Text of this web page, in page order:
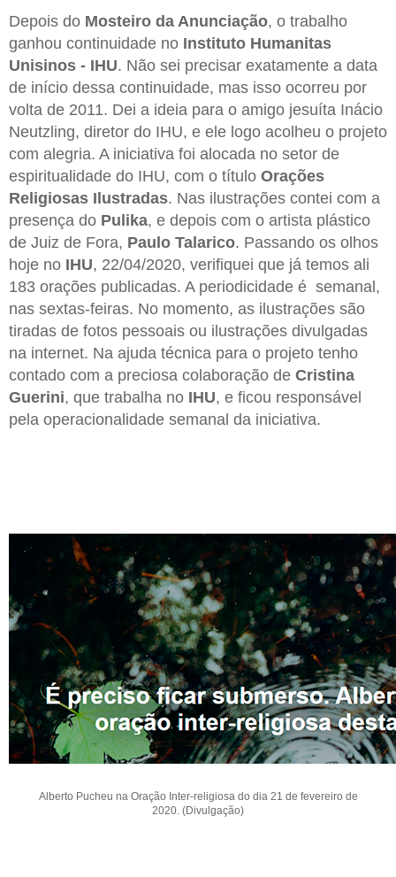
Depois do Mosteiro da Anunciação, o trabalho
ganhou continuidade no Instituto Humanitas
Unisinos - IHU. Não sei precisar exatamente a data
de início dessa continuidade, mas isso ocorreu por
volta de 2011. Dei a ideia para o amigo jesuíta Inácio
Neutzling, diretor do IHU, e ele logo acolheu o projeto
com alegria. A iniciativa foi alocada no setor de
espiritualidade do IHU, com o título Orações
Religiosas Ilustradas. Nas ilustrações contei com a
presença do Pulika, e depois com o artista plástico
de Juiz de Fora, Paulo Talarico. Passando os olhos
hoje no IHU, 22/04/2020, verifiquei que já temos ali
183 orações publicadas. A periodicidade é semanal,
nas sextas-feiras. No momento, as ilustrações são
tiradas de fotos pessoais ou ilustrações divulgadas
na internet. Na ajuda técnica para o projeto tenho
contado com a preciosa colaboração de Cristina
Guerini, que trabalha no IHU, e ficou responsável
pela operacionalidade semanal da iniciativa.
Alberto Pucheu na Oração Inter-religiosa do dia 21 de fevereiro de
2020. (Divulgação)